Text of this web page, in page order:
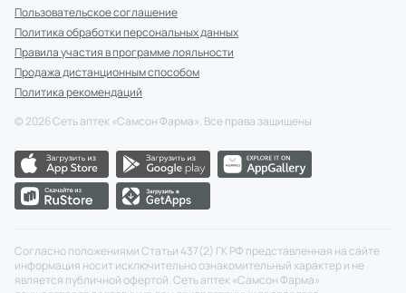
Пользовательское соглашение
Политика обработки персональных данных
Правила участия в программе лояльности
Продажа дистанционным способом
Политика рекомендаций
© 2026Сеть аптек «Самсон Фарма». Все права защищены
Согласно положениями Статьи 437(2) ГК РФ представленная на сайте
информация носит исключительно ознакомительный характер и не
является публичной офертой. Сеть аптек «Самсон Фарма»